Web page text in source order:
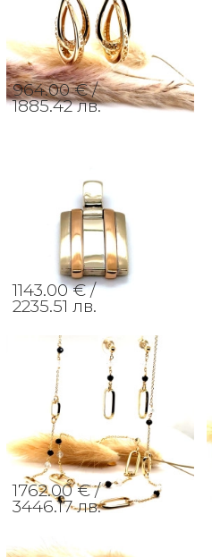
964.00 € /
1885.42 лв.
1143.00 € /
2235.51 лв.
1762.00 € /
3446.17 лв.